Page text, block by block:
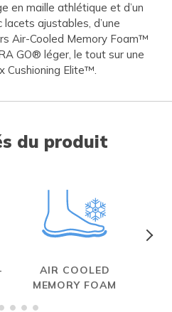
en maille athlétique et d’un
ajustables, d’une
Air-Cooled Memory Foam™
GO® léger, le tout sur une
Cushioning Elite™.
du produit
AIR COOLED
MEMORY FOAM